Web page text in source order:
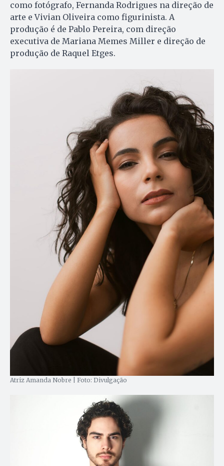
como fotógrafo, Fernanda Rodrigues na direção de
arte e Vivian Oliveira como figurinista. A
produção é de Pablo Pereira, com direção
executiva de Mariana Memes Miller e direção de
produção de Raquel Etges.
Atriz Amanda Nobre | Foto: Divulgação